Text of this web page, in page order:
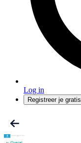
Log in
Registreer je gratis